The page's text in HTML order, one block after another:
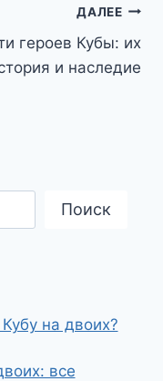
ДАЛЕЕ
героев Кубы: их
и наследие
Поиск
на двоих?
все